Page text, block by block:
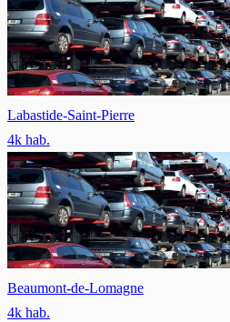
Labastide-Saint-Pierre
4k hab.
Beaumont-de-Lomagne
4k hab.